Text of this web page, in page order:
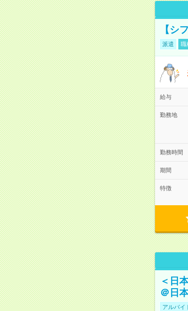
【シ
派遣 職
給与
勤務地
勤務時間
期間
特徴
＜日
＠日
アルバイ